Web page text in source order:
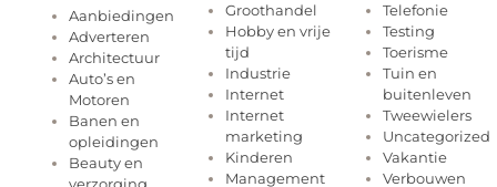
Aanbiedingen
Adverteren
Architectuur
Auto’s en
Motoren
Banen en
opleidingen
Beauty en
Groothandel
Hobby en vrije
tijd
Industrie
Internet
Internet
marketing
Kinderen
Management
Telefonie
Testing
Toerisme
Tuin en
buitenleven
Tweewielers
Uncategorized
Vakantie
Verbouwen